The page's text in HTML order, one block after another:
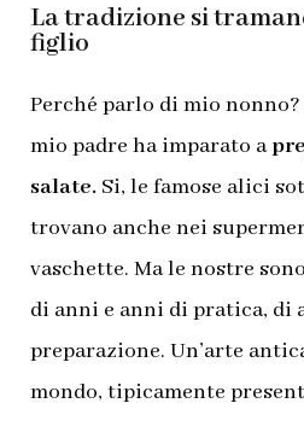
La tradizione si
figlio
Perché parlo di mio
mio padre ha imparato a
salate. Si, le famose alici
trovano anche nei
vaschette. Ma le nostre
di anni e anni di pratica, di
preparazione. Un’arte
mondo, tipicamente